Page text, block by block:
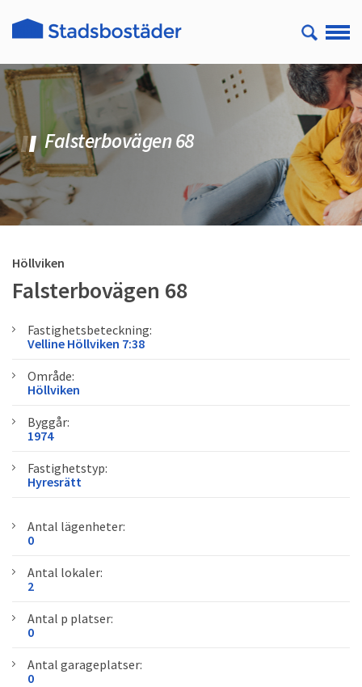
Falsterbovägen 68
Höllviken
Falsterbovägen 68
Fastighetsbeteckning:
Velline Höllviken 7:38
Område:
Höllviken
Byggår:
1974
Fastighetstyp:
Hyresrätt
Antal lägenheter:
0
Antal lokaler:
2
Antal p platser:
0
Antal garageplatser:
0